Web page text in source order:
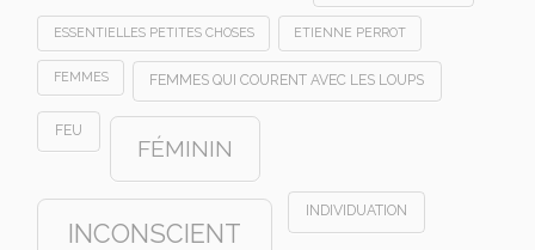
ESSENTIELLES PETITES CHOSES ETIENNE PERROT
FEMMES FEMMES QUI COURENT AVEC LES LOUPS
FEU
FÉMININ
INCONSCIENT
INDIVIDUATION